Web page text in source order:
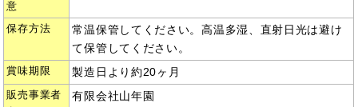
意
保存方法
常温保管してください。高温多湿、直射日光は避け
て保管してください。
賞味期限 製造日より約20ヶ月
販売事業者
有限会社山年園